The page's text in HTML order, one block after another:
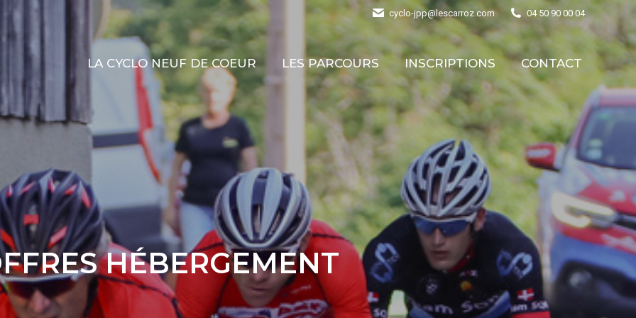
cyclo-jpp@lescarroz.com 04 50 90 00 04
LA CYCLO NEUF DE COEUR LES PARCOURS INSCRIPTIONS CONTACT
HÉBERGEMENT
LA CYCLO NEUF DE COEUR LES PARCOURS INSCRIPTIONS CONTACT